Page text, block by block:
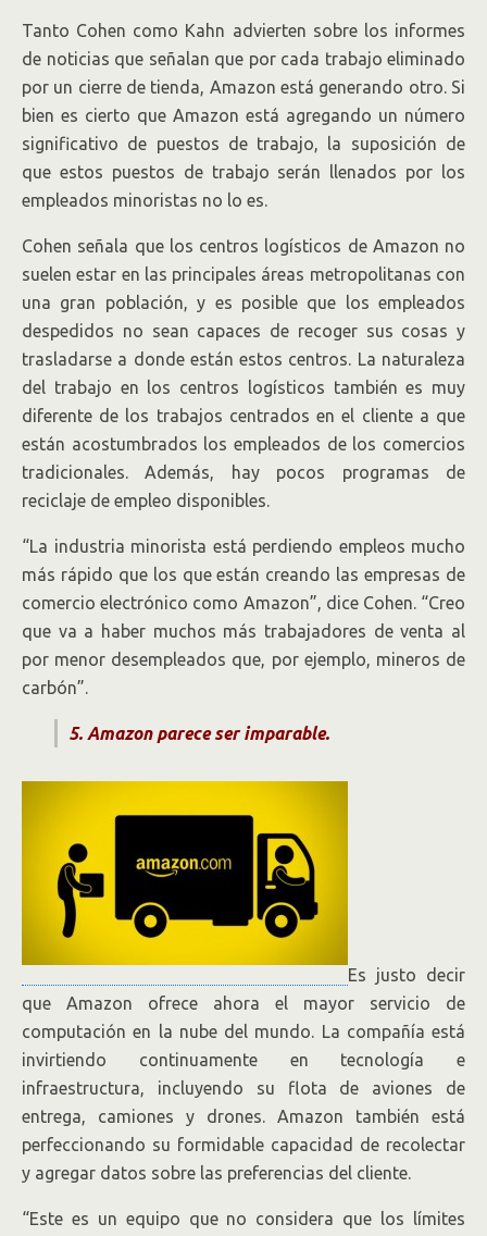
Tanto Cohen como Kahn advierten sobre los informes
de noticias que señalan que por cada trabajo eliminado
por un cierre de tienda, Amazon está generando otro. Si
bien es cierto que Amazon está agregando un número
significativo de puestos de trabajo, la suposición de
que estos puestos de trabajo serán llenados por los
empleados minoristas no lo es.
Cohen señala que los centros logísticos de Amazon no
suelen estar en las principales áreas metropolitanas con
una gran población, y es posible que los empleados
despedidos no sean capaces de recoger sus cosas y
trasladarse a donde están estos centros. La naturaleza
del trabajo en los centros logísticos también es muy
diferente de los trabajos centrados en el cliente a que
están acostumbrados los empleados de los comercios
tradicionales. Además, hay pocos programas de
reciclaje de empleo disponibles.
“La industria minorista está perdiendo empleos mucho
más rápido que los que están creando las empresas de
comercio electrónico como Amazon”, dice Cohen. “Creo
que va a haber muchos más trabajadores de venta al
por menor desempleados que, por ejemplo, mineros de
carbón”.
5. Amazon parece ser imparable.
Es justo decir
que Amazon ofrece ahora el mayor servicio de
computación en la nube del mundo. La compañía está
invirtiendo continuamente en tecnología e
infraestructura, incluyendo su flota de aviones de
entrega, camiones y drones. Amazon también está
perfeccionando su formidable capacidad de recolectar
y agregar datos sobre las preferencias del cliente.
“Este es un equipo que no considera que los límites